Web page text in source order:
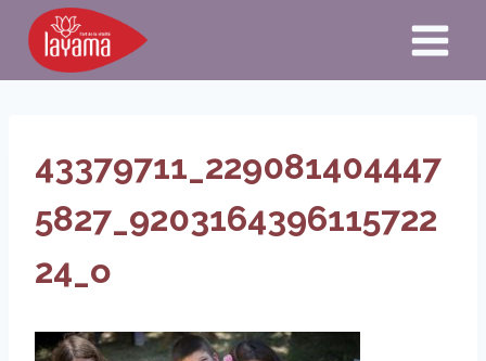
Aller
contenu
43379711_229081404447
5827_9203164396115722
24_o